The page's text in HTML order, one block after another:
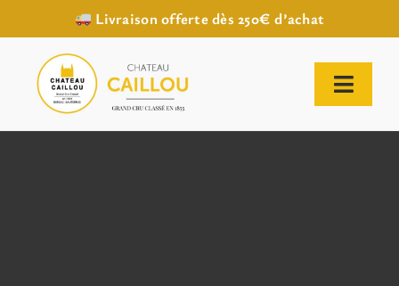
Livraison offerte dès 250€ d’achat
contenu